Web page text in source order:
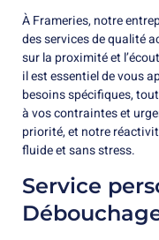
À Frameries, notre
des services de qualité
sur la proximité et
il est essentiel de vous
besoins spécifiques,
à vos contraintes et
priorité, et notre
fluide et sans stress.
Service